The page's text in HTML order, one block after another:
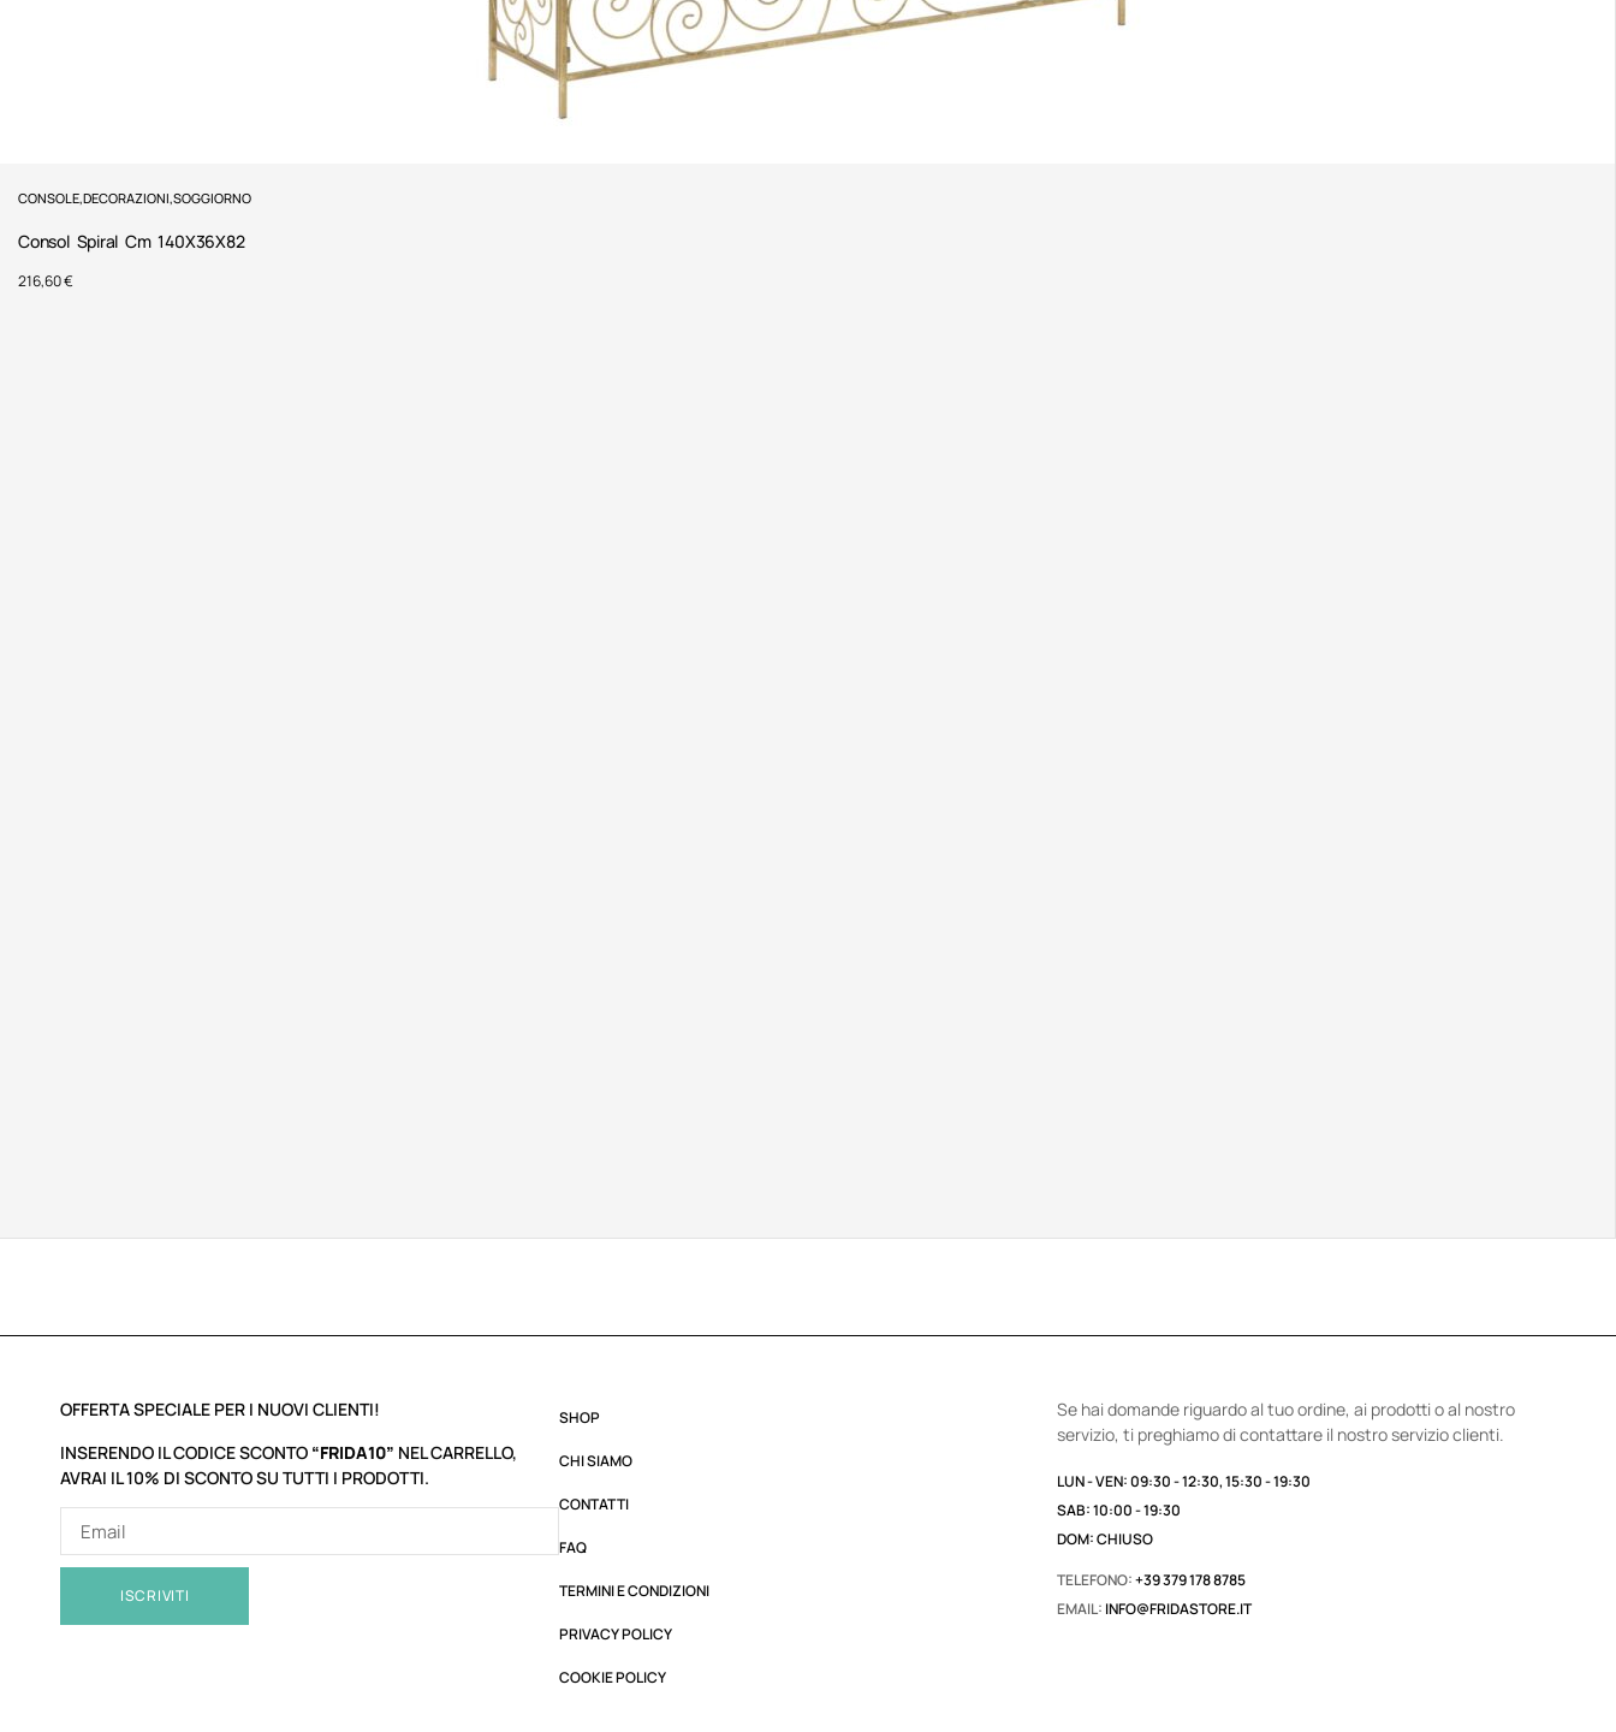
CONSOLE,DECORAZIONI,SOGGIORNO
Consol Spiral Cm 140X36X82
216,60€
OFFERTA SPECIALE PER I NUOVI CLIENTI!
INSERENDO IL CODICE SCONTO “FRIDA10” NEL CARRELLO,
AVRAI IL 10% DI SCONTO SU TUTTI I PRODOTTI.
ISCRIVITI
SHOP
CHI SIAMO
CONTATTI
FAQ
TERMINI E CONDIZIONI
PRIVACY POLICY
COOKIE POLICY
Se hai domande riguardo al tuo ordine, ai prodotti o al nostro
servizio, ti preghiamo di contattare il nostro servizio clienti.
LUN - VEN: 09:30 - 12:30, 15:30 - 19:30
SAB: 10:00 - 19:30
DOM: CHIUSO
TELEFONO:+39 379 178 8785
EMAIL: INFO@FRIDASTORE.IT